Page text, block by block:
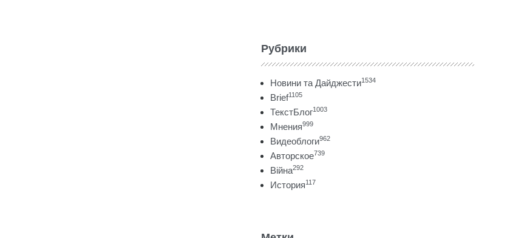
Рубрики
Новини та Дайджести1534
Brief1105
ТекстБлог1003
Мнения999
Видеоблоги962
Авторское739
Війна292
История117